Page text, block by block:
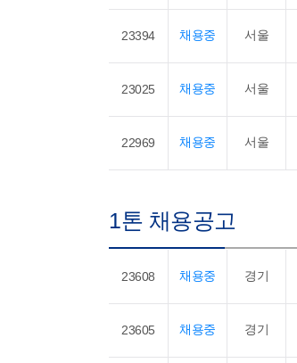
23394 채용중 서울
23025 채용중 서울
22969 채용중 서울
1톤 채용공고
23608 채용중 경기
23605 채용중 경기